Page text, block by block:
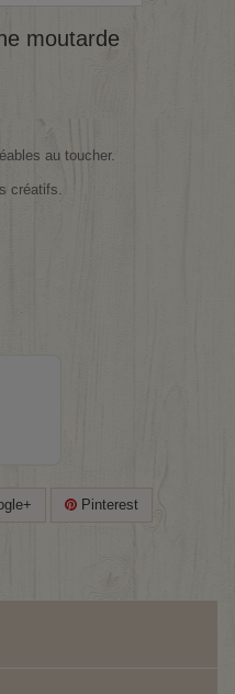
moutarde
au toucher.
créatifs.
Pinterest